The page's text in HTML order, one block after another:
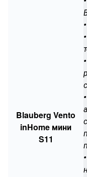
Blauberg Vento
inHome мини
S11